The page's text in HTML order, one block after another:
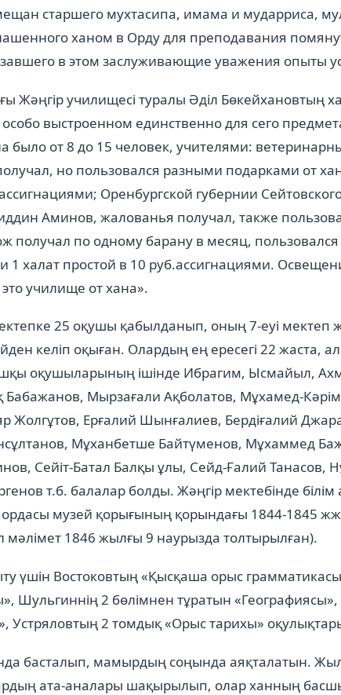
старшего мухтасипа, имама и мударриса,
ханом в Орду для преподавания
в этом заслуживающие уважения опыты
Жәңгір училищесі туралы Әділ Бөкейхановтың
выстроенном единственно для сего
было от 8 до 15 человек, учителями:
но пользовался разными подарками от
Оренбургской губернии
Аминов, жалованья получал, также
получал по одному барану в месяц,
1 халат простой в 10 руб.ассигнациями.
училище от хана».
25 оқушы қабылданып, оның 7-еуі мектеп
келіп оқыған. Олардың ең ересегі 22 жаста, ал
оқушыларының ішінде Ибрагим, Ысмайыл,
Мырзағали Ақболатов, Мұхамед-
Жолгұтов, Ерғалий Шынғалиев, Бердіғалий
Мұханбетше Байтүменов, Мұхаммед
Сейіт-Батал Балқы ұлы, Сейд-Ғалий Танасов,
т.б. балалар болды. Жәңгір мектебінде
музей қорығының қорындағы 1844-1845
мәлімет 1846 жылғы 9 наурызда толтырылған).
үшін Востоковтың «Қысқаша орыс
Шульгиннің 2 бөлімнен тұратын
Устряловтың 2 томдық «Орыс тарихы»
басталып, мамырдың соңында аяқталатын.
ата-аналары шақырылып, олар ханның